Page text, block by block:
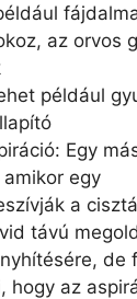
az orvos
például
Egy
egy
a
távú
de
hogy az